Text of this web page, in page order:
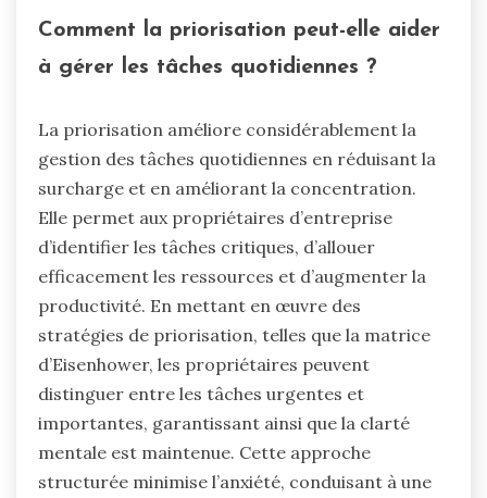
Comment la priorisation peut-elle aider
à gérer les tâches quotidiennes ?
La priorisation améliore considérablement la
gestion des tâches quotidiennes en réduisant la
surcharge et en améliorant la concentration.
Elle permet aux propriétaires d’entreprise
d’identifier les tâches critiques, d’allouer
efficacement les ressources et d’augmenter la
productivité. En mettant en œuvre des
stratégies de priorisation, telles que la matrice
d’Eisenhower, les propriétaires peuvent
distinguer entre les tâches urgentes et
importantes, garantissant ainsi que la clarté
mentale est maintenue. Cette approche
structurée minimise l’anxiété, conduisant à une